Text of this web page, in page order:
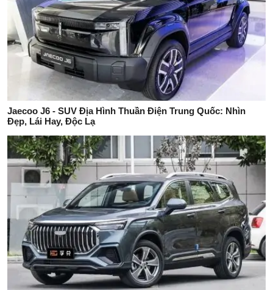
Jaecoo J6 - SUV Địa Hình Thuần Điện Trung Quốc: Nhìn
Đẹp, Lái Hay, Độc Lạ